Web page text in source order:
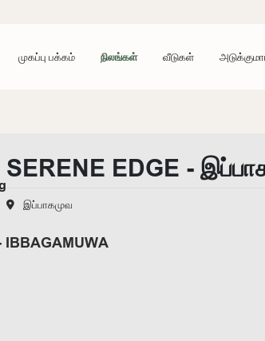
முகப்பு பக்கம் நிலங்கள் வீடுகள்
SERENE EDGE -
இப்பாகமுவ